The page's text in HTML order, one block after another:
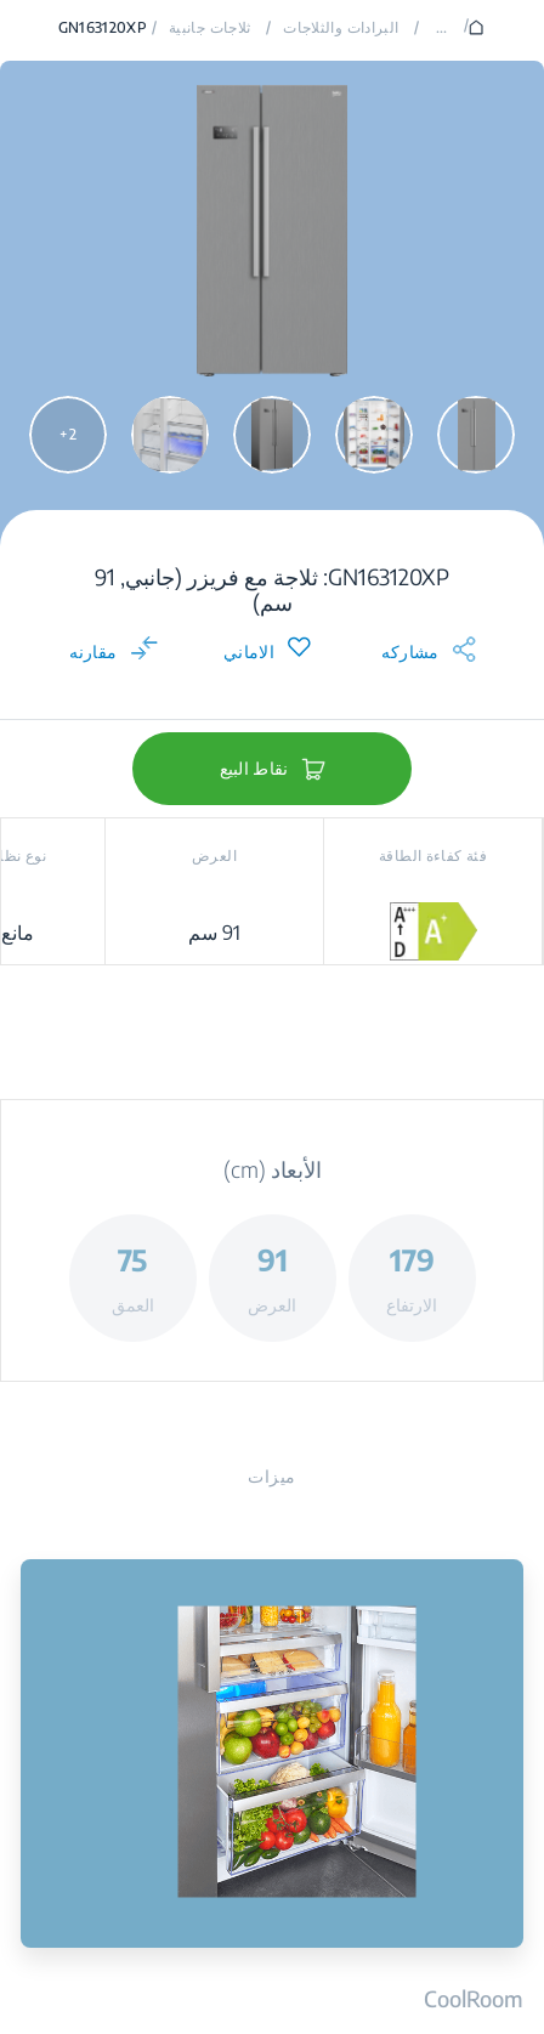
/
...
/ البرادات والثلاجات / ثلاجات جانبية /
GN163120XP
2
GN163120XP: ثلاجة مع فريزر (جانبي, 91
سم)
مشاركه الاماني مقارنه
نقاط البيع
فئة كفاءة الطاقة العرض
91 سم
نوع
الأبعاد (cm)
179
الارتفاع
91
العرض
75
العمق
ميزات
CoolRoom